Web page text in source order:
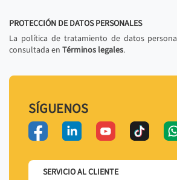
PROTECCIÓN DE DATOS PERSONALES
La política de tratamiento de datos
consultada en Términos legales.
SÍGUENOS
SERVICIO AL CLIENTE